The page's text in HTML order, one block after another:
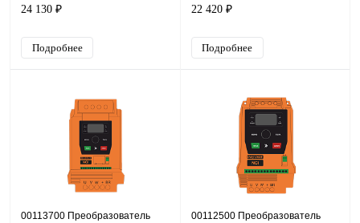
220В, 7,5кВт, 32А
24 130 ₽
Подробнее
4B, 380В, 7,5кВт, 17А
22 420 ₽
Подробнее
00113700 Преобразователь
00112500 Преобразователь